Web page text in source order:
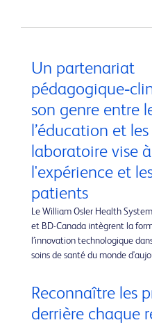
Un partenariat
son genre entre
l’éducation et
laboratoire vise
l'expérience et
patients
Le William Osler Health
et BD-Canada intègrent la
l’innovation technologique
soins de santé du monde
Reconnaître les
derrière chaque